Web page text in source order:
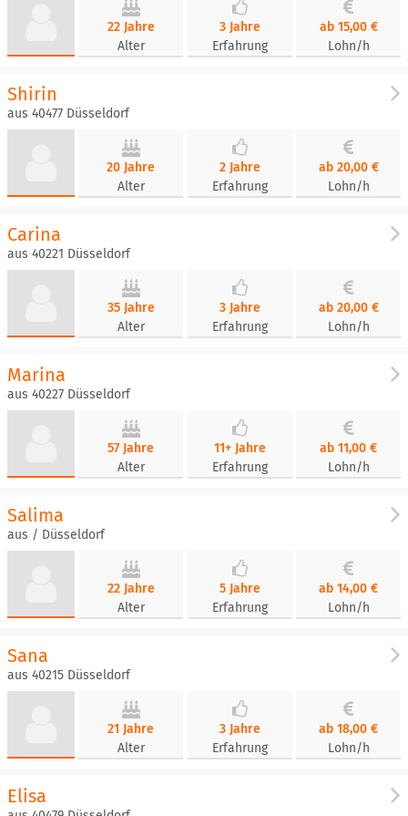
22 Jahre
Alter
3 Jahre
Erfahrung
ab 15,00 €
Lohn/h
Shirin
aus 40477 Düsseldorf
20 Jahre
Alter
2 Jahre
Erfahrung
ab 20,00 €
Lohn/h
Carina
aus 40221 Düsseldorf
35 Jahre
Alter
3 Jahre
Erfahrung
ab 20,00 €
Lohn/h
Marina
aus 40227 Düsseldorf
57 Jahre
Alter
11+ Jahre
Erfahrung
ab 11,00 €
Lohn/h
Salima
aus / Düsseldorf
22 Jahre
Alter
5 Jahre
Erfahrung
ab 14,00 €
Lohn/h
Sana
aus 40215 Düsseldorf
21 Jahre
Alter
3 Jahre
Erfahrung
ab 18,00 €
Lohn/h
Elisa